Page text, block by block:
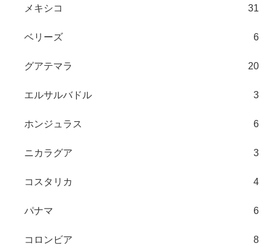
メキシコ 31
ベリーズ 6
グアテマラ 20
エルサルバドル 3
ホンジュラス 6
ニカラグア 3
コスタリカ 4
パナマ 6
コロンビア 8